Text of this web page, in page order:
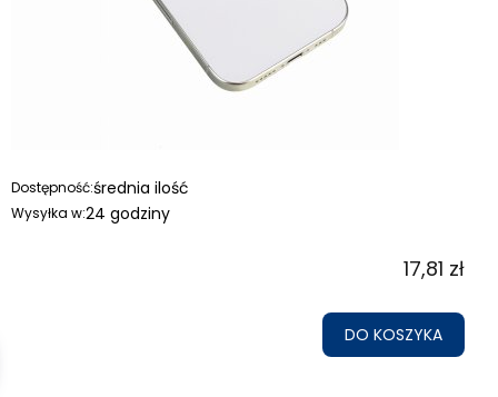
Dostępność:średnia ilość
Wysyłka w:24 godziny
17,81 zł
DO KOSZYKA